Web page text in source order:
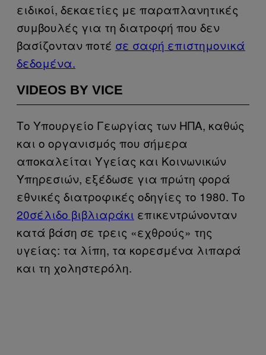
ειδικοί, δεκαετίες με παραπλανητικές
συμβουλές για τη διατροφή που δεν
βασίζονταν ποτέ σε σαφή επιστημονικά
δεδομένα.
VIDEOS BY VICE
Το Υπουργείο Γεωργίας των ΗΠΑ, καθώς
και ο οργανισμός που σήμερα
αποκαλείται Υγείας και Κοινωνικών
Υπηρεσιών, εξέδωσε για πρώτη φορά
εθνικές διατροφικές οδηγίες το 1980. Το
20σέλιδο βιβλιαράκι επικεντρώνονταν
κατά βάση σε τρεις «εχθρούς» της
υγείας: τα λίπη, τα κορεσμένα λιπαρά
και τη χοληστερόλη.